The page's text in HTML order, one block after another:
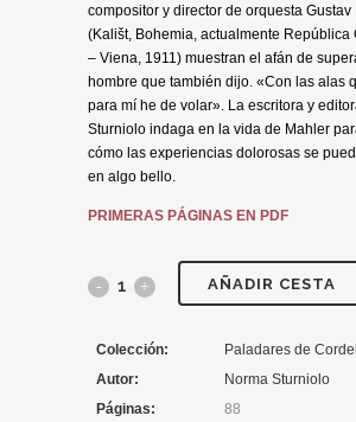
compositor y director de orquesta Gustav
(Kališt, Bohemia, actualmente República
– Viena, 1911) muestran el afán de
hombre que también dijo. «Con las alas
para mí he de volar». La escritora y
Sturniolo indaga en la vida de Mahler
cómo las experiencias dolorosas se
en algo bello.
PRIMERAS PÁGINAS EN PDF
AÑADIR CESTA
Colección:
Paladares de
Autor:
Norma Sturniolo
Páginas:
88